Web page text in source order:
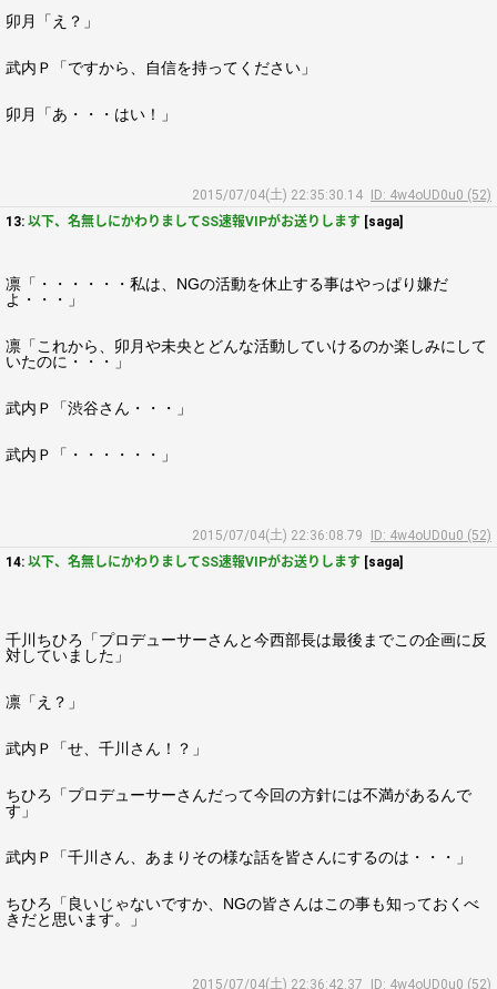
卯月「え？」
武内Ｐ「ですから、自信を持ってください」
卯月「あ・・・はい！」
2015/07/04(土) 22:35:30.14
ID: 4w4oUD0u0 (52)
13: 以下、名無しにかわりましてSS速報VIPがお送りします [saga]
凛「・・・・・・私は、NGの活動を休止する事はやっぱり嫌だ
よ・・・」
凛「これから、卯月や未央とどんな活動していけるのか楽しみにして
いたのに・・・」
武内Ｐ「渋谷さん・・・」
武内Ｐ「・・・・・・」
2015/07/04(土) 22:36:08.79
ID: 4w4oUD0u0 (52)
14: 以下、名無しにかわりましてSS速報VIPがお送りします [saga]
千川ちひろ「プロデューサーさんと今西部長は最後までこの企画に反
対していました」
凛「え？」
武内Ｐ「せ、千川さん！？」
ちひろ「プロデューサーさんだって今回の方針には不満があるんで
す」
武内Ｐ「千川さん、あまりその様な話を皆さんにするのは・・・」
ちひろ「良いじゃないですか、NGの皆さんはこの事も知っておくべ
きだと思います。」
2015/07/04(土) 22:36:42.37 ID: 4w4oUD0u0 (52)